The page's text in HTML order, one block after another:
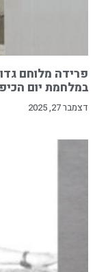
במלחמת יום
דצמבר 27, 2025